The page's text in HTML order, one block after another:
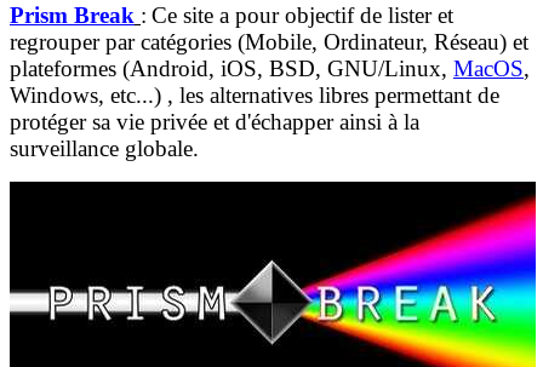
Prism Break : Ce site a pour objectif de lister et
regrouper par catégories (Mobile, Ordinateur, Réseau) et
plateformes (Android, iOS, BSD, GNU/Linux, MacOS,
Windows, etc...) , les alternatives libres permettant de
protéger sa vie privée et d'échapper ainsi à la
surveillance globale.